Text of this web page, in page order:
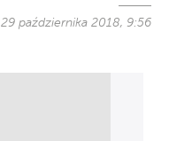
29 października 2018, 9:56